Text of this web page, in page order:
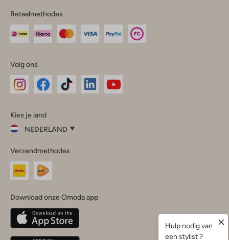
Betaalmethodes
Volg ons
InstagramFacebook
Kies je land
NEDERLAND
je
land
Nederland
Belgique(Français)
Deutschland
Verzendmethodes
Download onze Omoda app